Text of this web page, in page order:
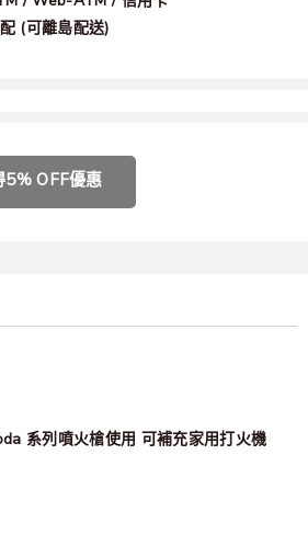
(可離島配送)
5% OFF優惠
系列噴火槍使用 可補充家用打火機